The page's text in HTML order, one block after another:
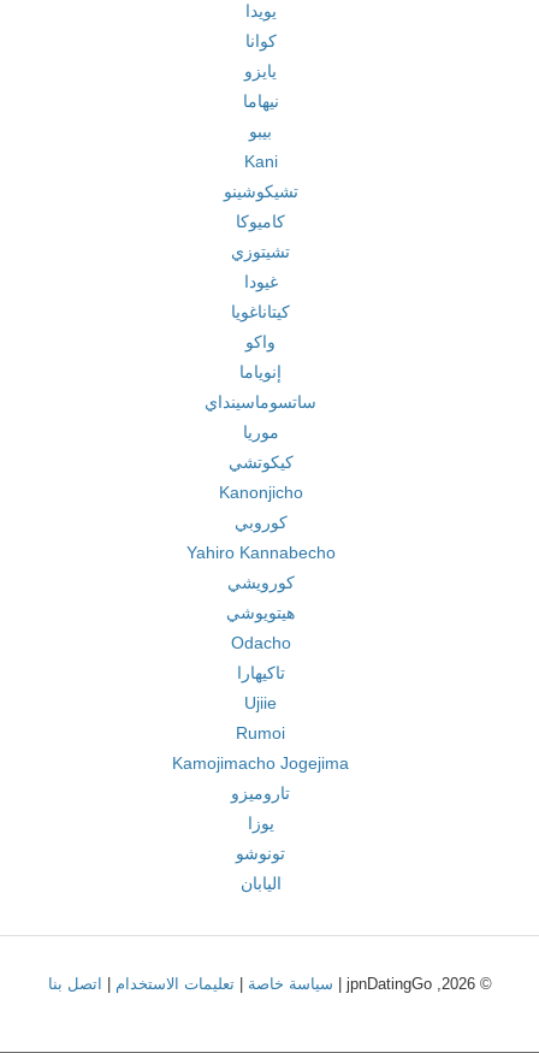
يويدا
كوانا
يايزو
نيهاما
بيبو
Kani
تشيكوشينو
كاميوكا
تشيتوزي
غيودا
كيتاناغويا
واكو
إنوياما
ساتسوماسينداي
موريا
كيكوتشي
Kanonjicho
كوروبي
Yahiro Kannabecho
كورويشي
هيتويوشي
Odacho
تاكيهارا
Ujiie
Rumoi
Kamojimacho Jogejima
تاروميزو
يوزا
تونوشو
اليابان
© 2026, jpnDatingGo | سياسة خاصة |تعليمات الاستخدام اتصل بنا